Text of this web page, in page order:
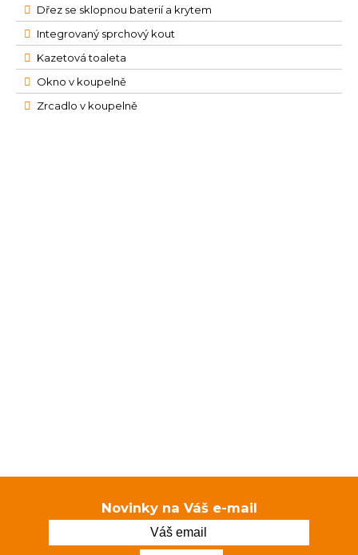
Dřez se sklopnou baterií a krytem
Integrovaný sprchový kout
Kazetová toaleta
Okno v koupelně
Zrcadlo v koupelně
Novinky na Váš e-mail